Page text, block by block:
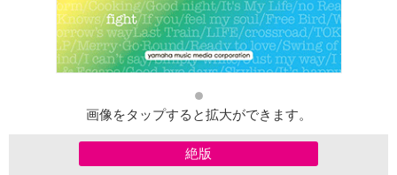
画像をタップすると拡大ができます。
絶版